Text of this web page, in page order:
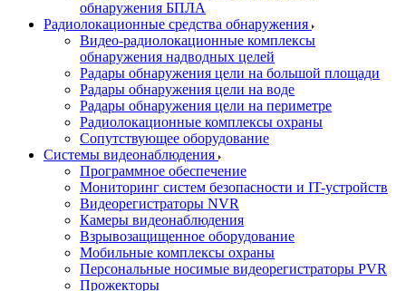
обнаружения БПЛА
Радиолокационные средства обнаружения
Видео-радиолокационные комплексы
обнаружения надводных целей
Радары обнаружения цели на большой площади
Радары обнаружения цели на воде
Радары обнаружения цели на периметре
Радиолокационные комплексы охраны
Сопутствующее оборудование
Системы видеонаблюдения
Программное обеспечение
Мониторинг систем безопасности и IT-устройств
Видеорегистраторы NVR
Камеры видеонаблюдения
Взрывозащищенное оборудование
Мобильные комплексы охраны
Персональные носимые видеорегистраторы PVR
Прожекторы